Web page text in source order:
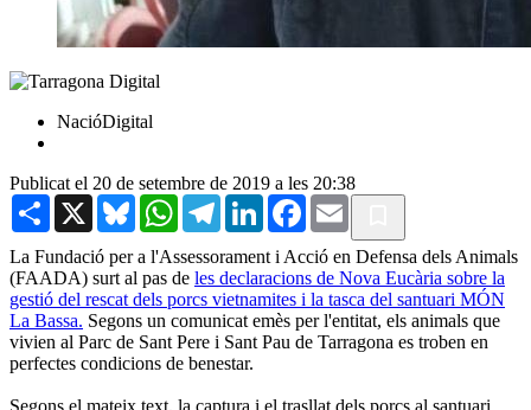
NacióDigital
Publicat el 20 de setembre de 2019 a les 20:38
Share X BlueskyWhatsAppTelegramLinkedInFacebook
Email
La Fundació per a l'Assessorament i Acció en Defensa dels Animals
(FAADA) surt al pas de les declaracions de Nova Eucària sobre la
gestió del rescat dels porcs vietnamites i la tasca del santuari MÓN
La Bassa. Segons un comunicat emès per l'entitat, els animals que
vivien al Parc de Sant Pere i Sant Pau de Tarragona es troben en
perfectes condicions de benestar.
Segons el mateix text, la captura i el trasllat dels porcs al santuari